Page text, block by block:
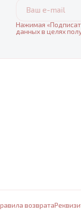
Нажимая
данных в целях
возврата